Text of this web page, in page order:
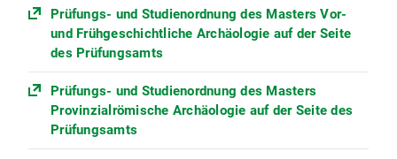
Prüfungs- und Studienordnung des Masters Vor-
und Frühgeschichtliche Archäologie auf der Seite
des Prüfungsamts
Prüfungs- und Studienordnung des Masters
Provinzialrömische Archäologie auf der Seite des
Prüfungsamts